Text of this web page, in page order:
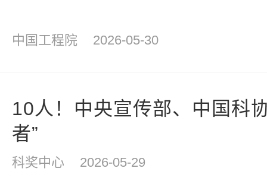
中国工程院 2026-05-30
10人！中央宣传部、中国科
者”
科奖中心 2026-05-29